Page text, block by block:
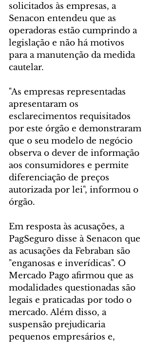
solicitados às empresas, a
Senacon entendeu que as
operadoras estão cumprindo a
legislação e não há motivos
para a manutenção da medida
cautelar.
"As empresas representadas
apresentaram os
esclarecimentos requisitados
por este órgão e demonstraram
que o seu modelo de negócio
observa o dever de informação
aos consumidores e permite
diferenciação de preços
autorizada por lei", informou o
órgão.
Em resposta às acusações, a
PagSeguro disse à Senacon que
as acusações da Febraban são
"enganosas e inverídicas". O
Mercado Pago afirmou que as
modalidades questionadas são
legais e praticadas por todo o
mercado. Além disso, a
suspensão prejudicaria
pequenos empresários e,